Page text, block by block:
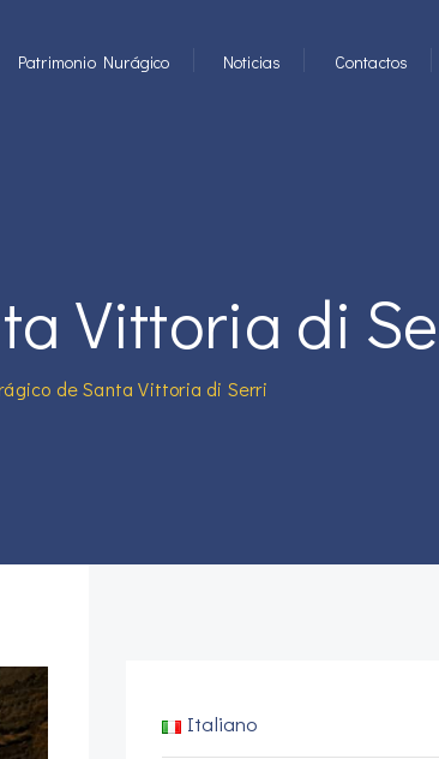
Patrimonio Nurágico Noticias Contactos
Vittoria di
de Santa Vittoria di Serri
Italiano